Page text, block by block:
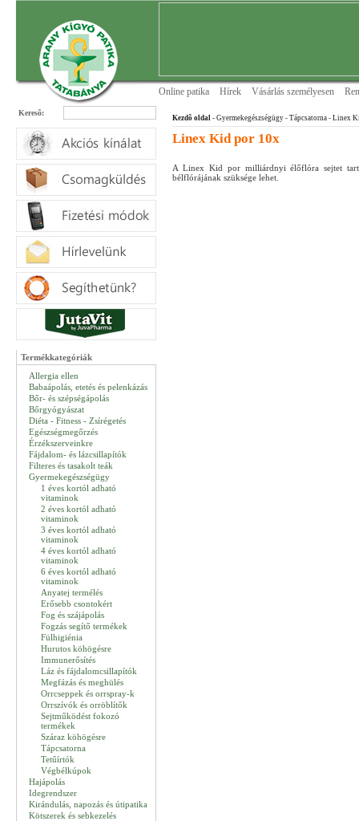
Online patika Hírek Vásárlás személyesen
Keresõ:
Termékkategóriák
Allergia ellen
Babaápolás, etetés és pelenkázás
Bőr- és szépségápolás
Bőrgyógyászat
Diéta - Fitness - Zsírégetés
Egészségmegőrzés
Érzékszerveinkre
Fájdalom- és lázcsillapítók
Filteres és tasakolt teák
Gyermekegészségügy
1 éves kortól adható
vitaminok
2 éves kortól adható
vitaminok
3 éves kortól adható
vitaminok
4 éves kortól adható
vitaminok
6 éves kortól adható
vitaminok
Anyatej termélés
Erősebb csontokért
Fog és szájápolás
Fogzás segítő termékek
Fülhigiénia
Hurutos köhögésre
Immunerősítés
Láz és fájdalomcsillapítók
Megfázás és meghülés
Orrcseppek és orrspray-k
Orrszívók és orröblítők
Sejtműködést fokozó
termékek
Száraz köhögésre
Tápcsatorna
Tetűírtók
Végbélkúpok
Hajápolás
Idegrendszer
Kirándulás, napozás és útipatika
Kötszerek és sebkezelés
Kezdõ oldal - Gyermekegészségügy - Tápcsatorna - Linex
Linex Kid por 10x
A Linex Kid por milliárdnyi élőflóra sejtet
bélflórájának szüksége lehet.